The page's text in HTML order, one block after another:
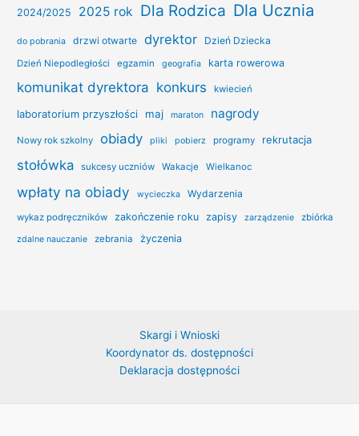
2024/2025 2025 rok Dla Rodzica Dla Ucznia
do pobrania drzwi otwarte dyrektor Dzień Dziecka
Dzień Niepodległości egzamin geografia karta rowerowa
komunikat dyrektora konkurs kwiecień
laboratorium przyszłości maj maraton nagrody
Nowy rok szkolny obiady pliki pobierz programy rekrutacja
stołówka sukcesy uczniów Wakacje Wielkanoc
wpłaty na obiady wycieczka Wydarzenia
wykaz podręczników zakończenie roku zapisy zarządzenie zbiórka
zdalne nauczanie zebrania życzenia
Skargi i Wnioski
Koordynator ds. dostępności
Deklaracja dostępności